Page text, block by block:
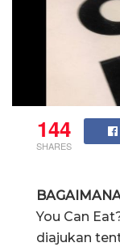
144
SHARES
You Can
diajukan